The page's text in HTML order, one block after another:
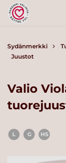
Sydänmerkki
Juustot
Valio
L G HS